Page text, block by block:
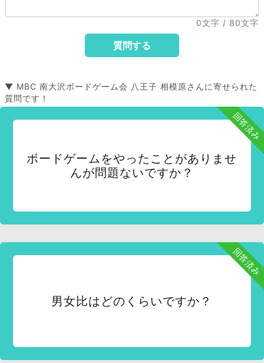
0文字 / 80文字
▼ MBC 南大沢ボードゲーム会 八王子 相模原さんに寄せられた
質問です！
回答済み
ボードゲームをやったことがありませ
んが問題ないですか？
回答済み
男女比はどのくらいですか？